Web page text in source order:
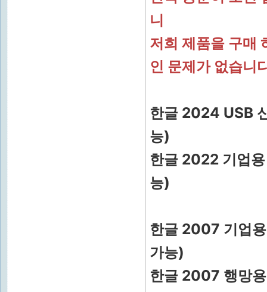
니
저희 제품을 구매
인 문제가 없습니
한글 2024 USB
능)
한글 2022 기업
능)
한글 2007 기업
가능)
한글 2007 행망